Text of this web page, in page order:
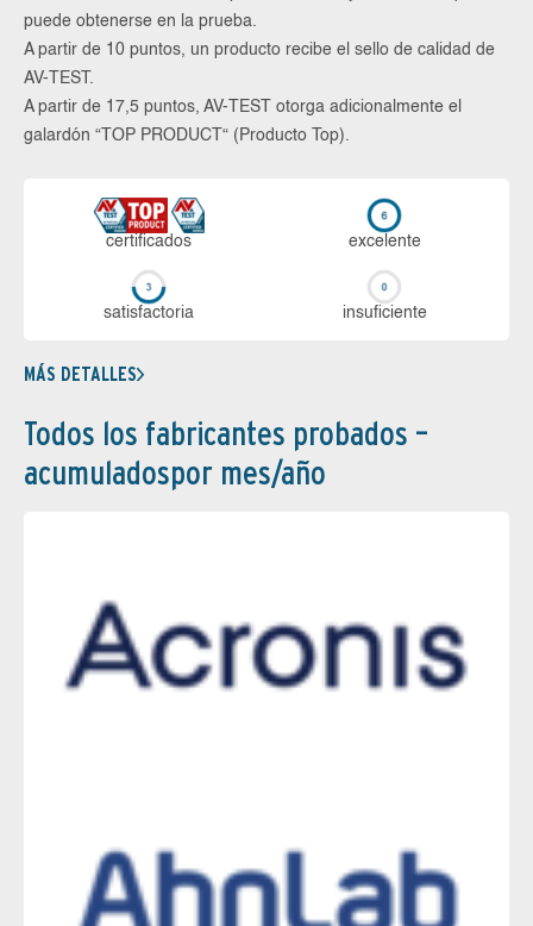
puede obtenerse en la prueba.
A partir de 10 puntos, un producto recibe el sello de calidad de
AV-TEST.
A partir de 17,5 puntos, AV-TEST otorga adicionalmente el
galardón “TOP PRODUCT“ (Producto Top).
certi­ficados ex­ce­len­te
sa­tis­fac­to­ria in­su­fi­cien­te
MÁS DETALLES
Todos los fabricantes probados –
acumuladospor mes/año